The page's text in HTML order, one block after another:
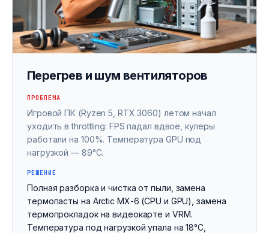
Перегрев и шум вентиляторов
ПРОБЛЕМА
Игровой ПК (Ryzen 5, RTX 3060) летом начал
уходить в throttling: FPS падал вдвое, кулеры
работали на 100%. Температура GPU под
нагрузкой — 89°C.
РЕШЕНИЕ
Полная разборка и чистка от пыли, замена
термопасты на Arctic MX-6 (CPU и GPU), замена
термопрокладок на видеокарте и VRM.
Температура под нагрузкой упала на 18°C,